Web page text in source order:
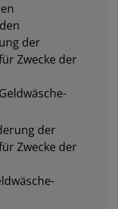
der
Zwecke der
der
Zwecke der